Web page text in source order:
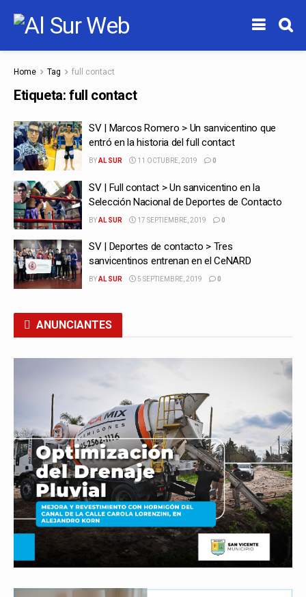
Home Tag full contact
Etiqueta: full contact
SV | Marcos Romero > Un sanvicentino que
entró en la historia del full contact
BYAL SUR 11 OCTUBRE, 2019 0
SV | Full contact > Un sanvicentino en la
Selección Nacional de Deportes de Contacto
BYAL SUR 17 SEPTIEMBRE, 2019 0
SV | Deportes de contacto > Tres
sanvicentinos entrenan en el CeNARD
BYAL SUR 5 SEPTIEMBRE, 2019 0
ANUNCIANTES